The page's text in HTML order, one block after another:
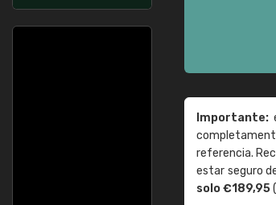
Importante:
referencia.
estar seguro
solo €189,95